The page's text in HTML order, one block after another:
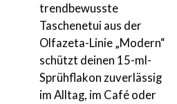
trendbewusste
Taschenetui aus der
Olfazeta-Linie „Modern“
schützt deinen 15-ml-
Sprühflakon zuverlässig
im Alltag, im Café oder